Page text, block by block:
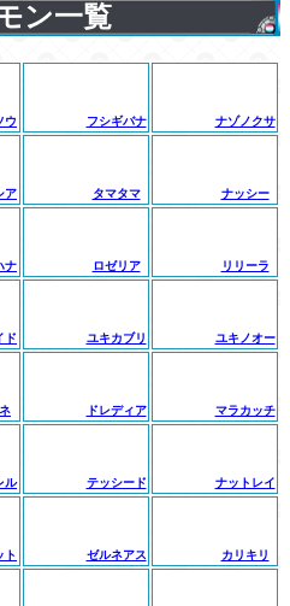
ン一覧
ウ フシギバナ ナゾノクサ
ア タマタマ ナッシー
ナ ロゼリア リリーラ
ド ユキカブリ ユキノオー
ドレディア マラカッチ
ル テッシード ナットレイ
ト ゼルネアス カリキリ